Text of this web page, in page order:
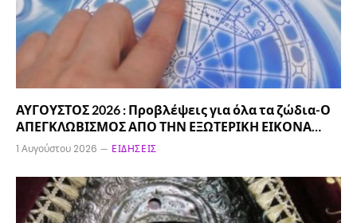
ΑΥΓΟΥΣΤΟΣ 2026 : Προβλέψεις για όλα τα ζώδια-Ο
ΑΠΕΓΚΛΩΒΙΣΜΟΣ ΑΠΟ ΤΗΝ ΕΞΩΤΕΡΙΚΗ ΕΙΚΟΝΑ…
1 Αυγούστου 2026 ΕΙΔΉΣΕΙΣ